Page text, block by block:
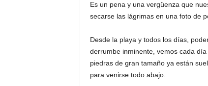
Es un pena y una vergüenza que
secarse las lágrimas en una foto de
Desde la playa y todos los días,
derrumbe inminente, vemos cada
piedras de gran tamaño ya están
para venirse todo abajo.